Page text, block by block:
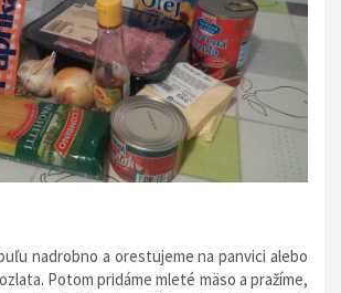
nadrobno a orestujeme na panvici alebo
Potom pridáme mleté mäso a pražíme,